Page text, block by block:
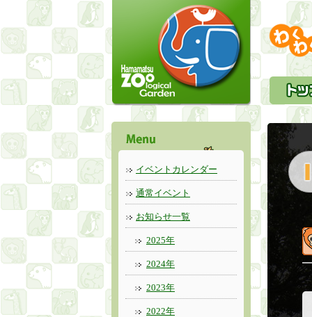
イベントカレンダー
通常イベント
お知らせ一覧
2025年
2024年
2023年
2022年